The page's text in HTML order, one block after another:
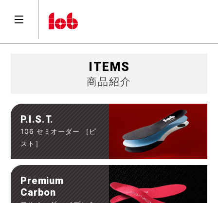
ITEMS
商品紹介
P.I.S.T.
106 セミオーダー ［ピ
スト］
Premium
Carbon